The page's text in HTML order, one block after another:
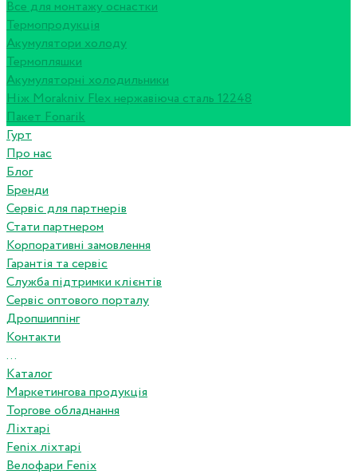
Все для монтажу оснастки
Термопродукція
Акумулятори холоду
Термопляшки
Акумуляторні холодильники
Ніж Morakniv Flex нержавіюча сталь 12248
Пакет Fonarik
Гурт
Про нас
Блог
Бренди
Сервіс для партнерів
Стати партнером
Корпоративні замовлення
Гарантія та сервіс
Служба підтримки клієнтів
Сервіс оптового порталу
Дропшиппінг
Контакти
...
Каталог
Маркетингова продукція
Торгове обладнання
Ліхтарі
Fenix ліхтарі
Велофари Fenix